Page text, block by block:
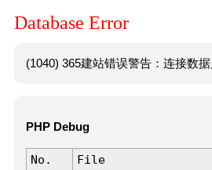
Database Error
(1040) 365建站错误警告：连接数
PHP Debug
No. File